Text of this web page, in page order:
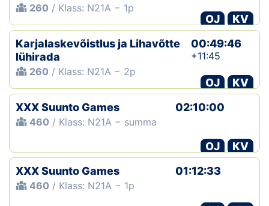
260 / Klass: N21A − 1p
OJ
KV
Karjalaskevõistlus ja Lihavõtte
lühirada
260 / Klass: N21A − 2p
00:49:46
+11:45
OJ
KV
XXX Suunto Games
460 / Klass: N21A − summa
02:10:00
OJ
KV
XXX Suunto Games
460 / Klass: N21A − 1p
01:12:33